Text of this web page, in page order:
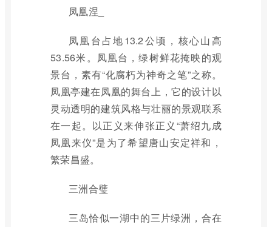
凤凰涅_
凤凰台占地13.2公顷，核心山高
53.56米。凤凰台，绿树鲜花掩映的观
景台，素有“化腐朽为神奇之笔”之称。
凤凰亭建在凤凰的舞台上，它的设计以
灵动透明的建筑风格与壮丽的景观联系
在一起。以正义来伸张正义“萧绍九成
凤凰来仪”是为了希望唐山安定祥和，
繁荣昌盛。
三洲合璧
三岛恰似一湖中的三片绿洲，合在